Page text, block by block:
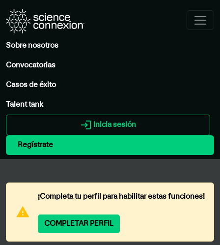
Sobre nosotros
Convocatorias
Casos de éxito
Talent tank
login Inicia sesión
Regístrate
warning
¡Completa tu perfil para habilitar estas funciones!
COMPLETAR PERFIL